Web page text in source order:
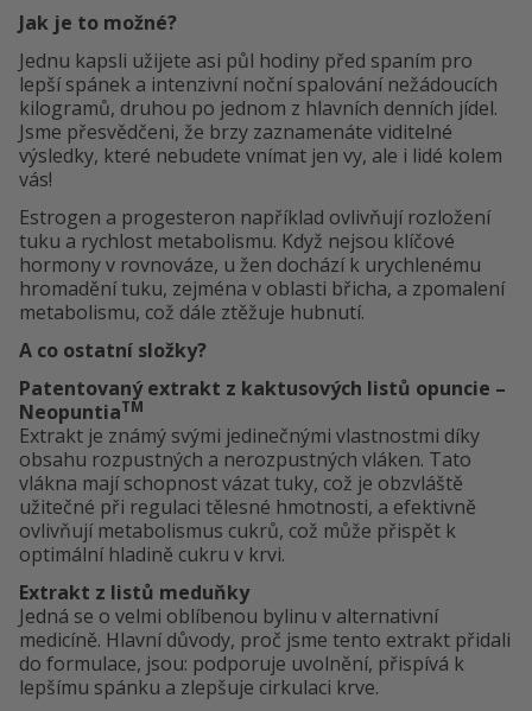
Jak je to možné?
Jednu kapsli užijete asi půl hodiny před spaním pro
lepší spánek a intenzivní noční spalování nežádoucích
kilogramů, druhou po jednom z hlavních denních jídel.
Jsme přesvědčeni, že brzy zaznamenáte viditelné
výsledky, které nebudete vnímat jen vy, ale i lidé kolem
vás!
Estrogen a progesteron například ovlivňují rozložení
tuku a rychlost metabolismu. Když nejsou klíčové
hormony v rovnováze, u žen dochází k urychlenému
hromadění tuku, zejména v oblasti břicha, a zpomalení
metabolismu, což dále ztěžuje hubnutí.
A co ostatní složky?
Patentovaný extrakt z kaktusových listů opuncie –
NeopuntiaTM
Extrakt je známý svými jedinečnými vlastnostmi díky
obsahu rozpustných a nerozpustných vláken. Tato
vlákna mají schopnost vázat tuky, což je obzvláště
užitečné při regulaci tělesné hmotnosti, a efektivně
ovlivňují metabolismus cukrů, což může přispět k
optimální hladině cukru v krvi.
Extrakt z listů meduňky
Jedná se o velmi oblíbenou bylinu v alternativní
medicíně. Hlavní důvody, proč jsme tento extrakt přidali
do formulace, jsou: podporuje uvolnění, přispívá k
lepšímu spánku a zlepšuje cirkulaci krve.